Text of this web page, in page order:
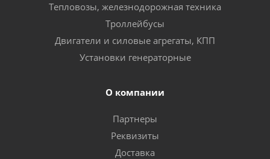
Тепловозы, железнодорожная техника
Троллейбусы
Двигатели и силовые агрегаты, КПП
Установки генераторные
О компании
Партнеры
Реквизиты
Доставка